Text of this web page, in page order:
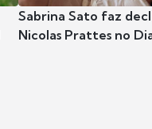
Sabrina Sato faz
Nicolas Prattes no